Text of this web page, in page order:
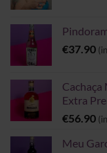
€37.90
Extra
€56.90
Meu